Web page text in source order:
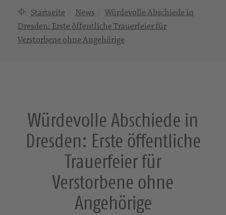
Startseite News
Würdevolle Abschiede in
Dresden: Erste öffentliche Trauerfeier für
Verstorbene ohne Angehörige
Würdevolle Abschiede in
Dresden: Erste öffentliche
Trauerfeier für
Verstorbene ohne
Angehörige